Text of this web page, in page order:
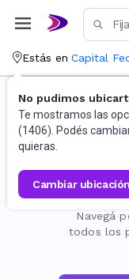
Estás en Capital
No pudimos
Te mostramos las
(1406). Podés
quieras.
cambiar ubicación
La
Navegá
todos los